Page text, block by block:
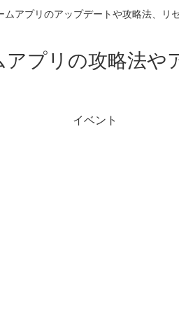
ムアプリのアップデートや攻略法、リ
アプリの攻略法や
イベント